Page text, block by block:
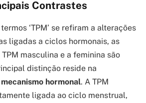
Contrastes
‘TPM’ se refiram a alterações
ligadas a ciclos hormonais, as
masculina e a feminina são
distinção reside na
hormonal. A TPM
ligada ao ciclo menstrual,